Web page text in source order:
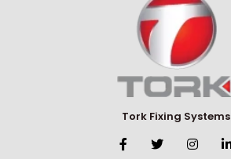
Tork Fixing Systems